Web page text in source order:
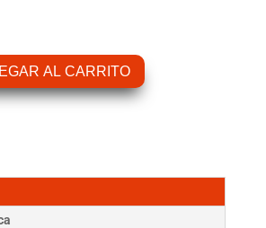
AL CARRITO